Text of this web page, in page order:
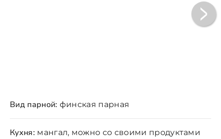
Вид парной: финская парная
Кухня: мангал, можно со своими продуктами